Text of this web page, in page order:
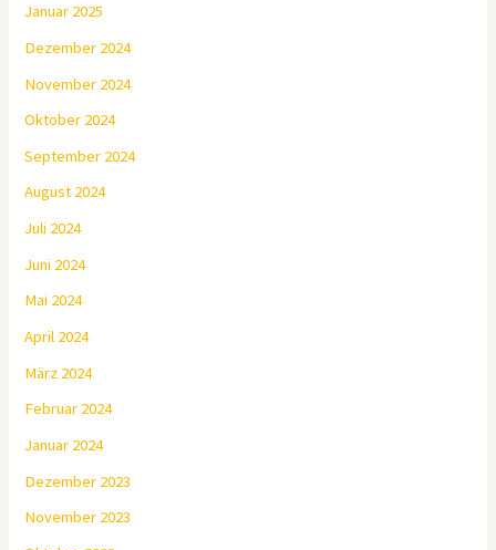
Januar 2025
Dezember 2024
November 2024
Oktober 2024
September 2024
August 2024
Juli 2024
Juni 2024
Mai 2024
April 2024
März 2024
Februar 2024
Januar 2024
Dezember 2023
November 2023